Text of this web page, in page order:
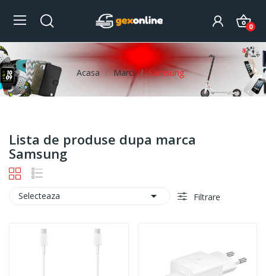
0
Acasa Marci Samsung
Lista de produse dupa marca
Samsung
Selecteaza  Filtrare